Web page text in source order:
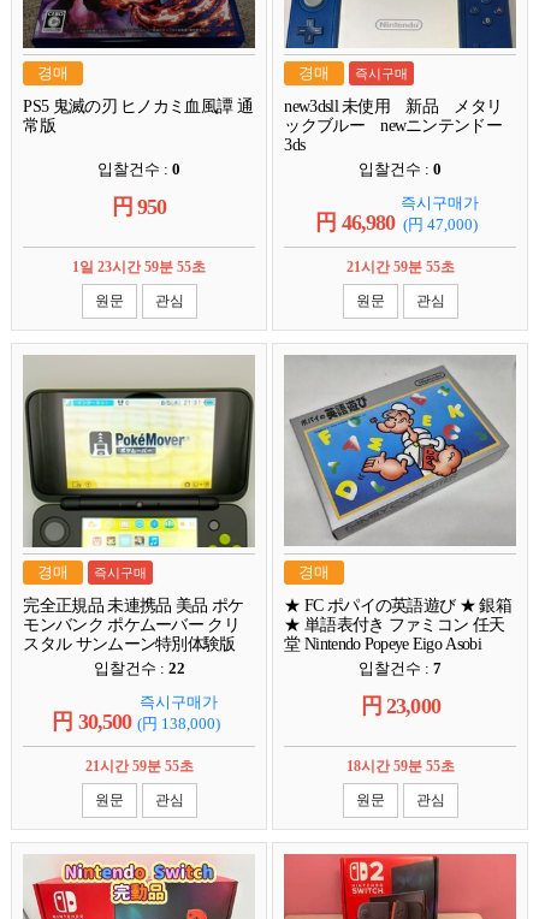
경매
PS5 鬼滅の刃 ヒノカミ血風譚 通
常版
입찰건수 :0
円950
1일 23시간 59분 54초
원문
관심
경매 즉시구매
new3dsll 未使用 新品 メタリ
ックブルー newニンテンドー
3ds
입찰건수 :0
円 46,980
즉시구매가
(円 47,000)
21시간 59분 54초
원문
관심
경매 즉시구매
完全正規品 未連携品 美品 ポケ
モンバンク ポケムーバー クリ
スタル サンムーン特別体験版
New ニンテンドー 2DS LL 本体
입찰건수 : 22
円 30,500
즉시구매가
(円 138,000)
21시간 59분 54초
원문
관심
경매
★ FC ポパイの英語遊び ★ 銀箱
★ 単語表付き ファミコン 任天
堂 Nintendo Popeye Eigo Asobi
입찰건수 :7
円23,000
18시간 59분 54초
원문
관심